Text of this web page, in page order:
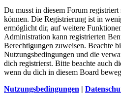
Du musst in diesem Forum
können. Die Registrierung ist in
ermöglicht dir, auf weitere
Administration kann registrierten
Berechtigungen zuweisen. Beachte
Nutzungsbedingungen und die
dich registrierst. Bitte beachte auch
wenn du dich in diesem Board
Nutzungsbedingungen |